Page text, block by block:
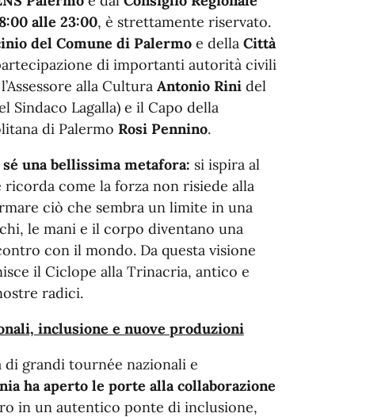
alle 23:00, è strettamente riservato.
del Comune di Palermoe della Città
di importanti autorità civili
alla Cultura Antonio Rinidel
Sindaco Lagalla) e il Capo della
di Palermo Rosi Pennino.
una bellissima metafora: si ispira al
come la forza non risiede alla
ciò che sembra un limite in una
le mani e il corpo diventano una
con il mondo. Da questa visione
il Ciclope alla Trinacria, antico e
radici.
inclusione e nuove produzioni
grandi tournée nazionali e
ha aperto le porte alla collaborazione
in un autentico ponte di inclusione,